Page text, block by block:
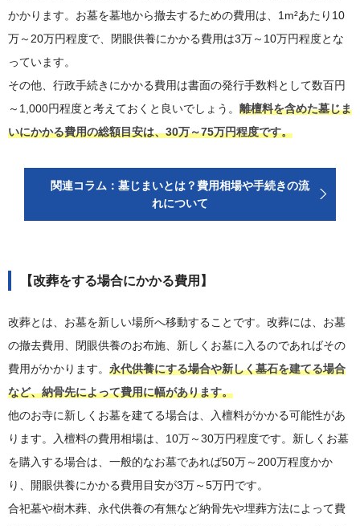
かかります。お墓を墓地から撤去するための費用は、1m²あたり10
万～20万円程度で、閉眼供養にかかる費用は3万～10万円程度とな
っています。
その他、行政手続きにかかる費用は書面の発行手数料として数百円
～1,000円程度と考えておくと良いでしょう。 離檀料を含めた墓じま
いにかかる費用の総額目安は、30万～75万円程度です。
関連コラム：墓じまいとは？費用相場や手続きの流
れについて
【改葬をする場合にかかる費用】
改葬とは、お墓を新しい場所へ移動することです。改葬には、お墓
の撤去費用、閉眼供養のお布施、新しくお墓に入るのであればその
費用がかかります。 永代供養にする場合や新しく墓石を建てる場合
など、納骨先によって費用に幅があります。
他のお寺に新しくお墓を建てる場合は、入檀料がかかる可能性があ
ります。入檀料の費用相場は、10万～30万円程度です。新しくお墓
を購入する場合は、一般的なお墓であれば50万～200万程度かか
り、開眼供養にかかる費用目安が3万～5万円です。
合祀墓や樹木葬、永代供養の有無など納骨先や埋葬方法によって費